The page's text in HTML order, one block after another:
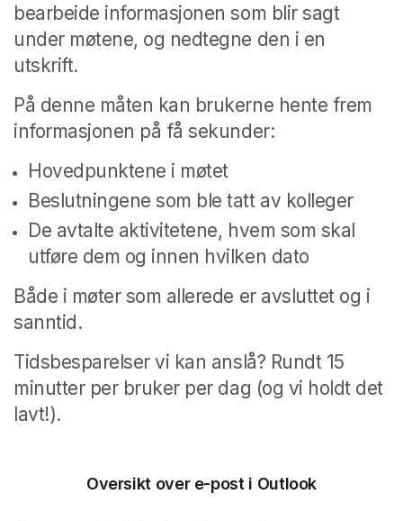
bearbeide informasjonen som blir sagt
under møtene, og nedtegne den i en
utskrift.
På denne måten kan brukerne hente frem
informasjonen på få sekunder:
Hovedpunktene i møtet
Beslutningene som ble tatt av kolleger
De avtalte aktivitetene, hvem som skal
utføre dem og innen hvilken dato
Både i møter som allerede er avsluttet og i
sanntid.
Tidsbesparelser vi kan anslå? Rundt 15
minutter per bruker per dag (og vi holdt det
lavt!).
Oversikt over e-post i Outlook